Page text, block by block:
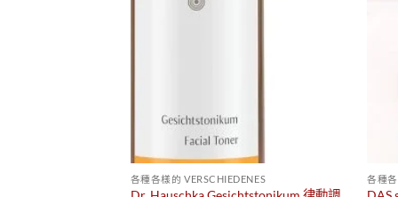
各種各樣的 VERSCHIEDENES 各種